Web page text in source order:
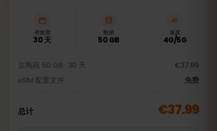
有效期
30 天
数据
50 GB
速度
4G/5G
立陶宛 50 GB · 30 天
€37.99
eSIM 配置文件
免费
总计 €37.99